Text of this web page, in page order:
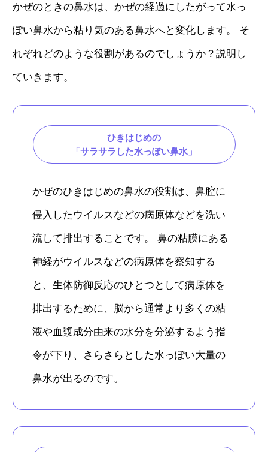
かぜのときの鼻水は、かぜの経過にしたがって水っ
ぽい鼻水から粘り気のある鼻水へと変化します。 そ
れぞれどのような役割があるのでしょうか？説明し
ていきます。
ひきはじめの
「サラサラした水っぽい鼻水」
かぜのひきはじめの鼻水の役割は、鼻腔に
侵入したウイルスなどの病原体などを洗い
流して排出することです。 鼻の粘膜にある
神経がウイルスなどの病原体を察知する
と、生体防御反応のひとつとして病原体を
排出するために、脳から通常より多くの粘
液や血漿成分由来の水分を分泌するよう指
令が下り、さらさらとした水っぽい大量の
鼻水が出るのです。